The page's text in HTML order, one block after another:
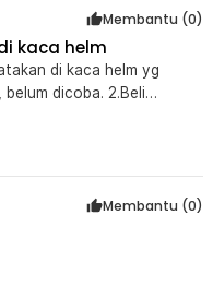
Membantu (0)
kaca helm
di kaca helm yg
dicoba. 2.Beli
dgn harga segitu
biar melengkung
Membantu (0)